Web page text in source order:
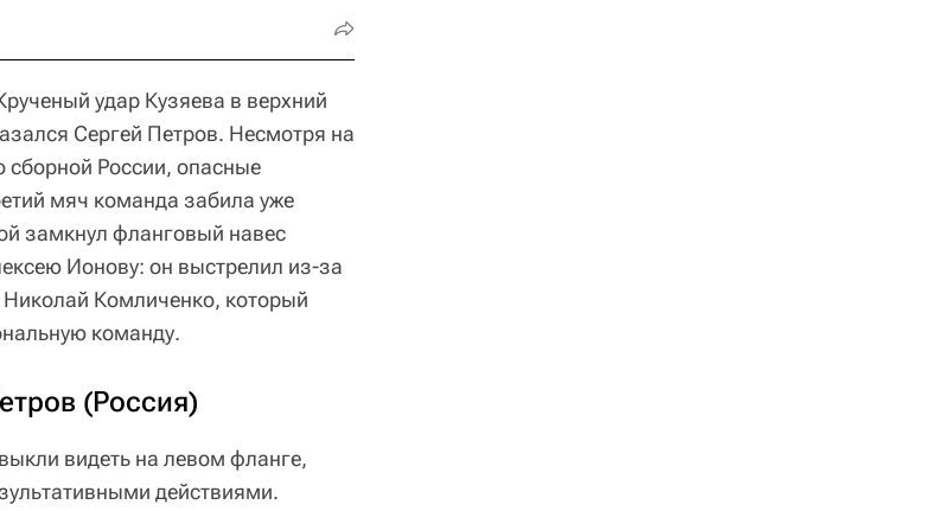
удар Кузяева в верхний
Сергей Петров. Несмотря на
сборной России, опасные
мяч команда забила уже
замкнул фланговый навес
Ионову: он выстрелил из-за
Комличенко, который
команду.
(Россия)
видеть на левом фланге,
действиями.